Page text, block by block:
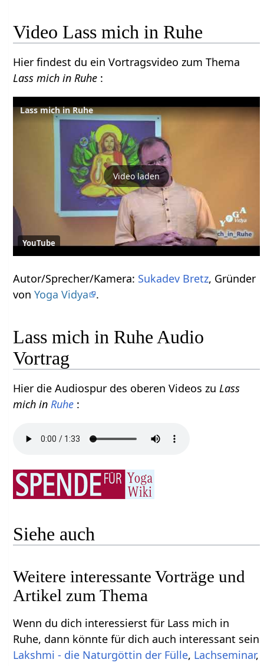
Video Lass mich in Ruhe
Hier findest du ein Vortragsvideo zum Thema
Lass mich in Ruhe :
Lass mich in Ruhe
Video laden
YouTube
Autor/Sprecher/Kamera: Sukadev Bretz, Gründer
vonYoga Vidya .
Lass mich in Ruhe Audio
Vortrag
Hier die Audiospur des oberen Videos zuLass
mich inRuhe :
Siehe auch
Weitere interessante Vorträge und
Artikel zum Thema
Wenn du dich interessierst für Lass mich in
Ruhe, dann könnte für dich auch interessant sein
Lakshmi - die Naturgöttin der Fülle, Lachseminar,